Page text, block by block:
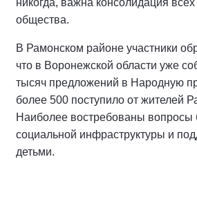
никогда, важна консолидация
общества.
В Рамонском районе участники
что в Воронежской области уже
тысяч предложений в Народную
более 500 поступило от жителей
Наиболее востребованы вопросы
социальной инфраструктуры и
детьми.